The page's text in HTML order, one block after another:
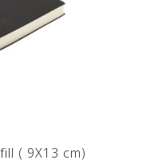
( 9X13 cm)